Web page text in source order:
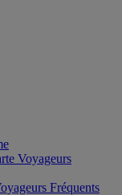
Voyageurs
Fréquents